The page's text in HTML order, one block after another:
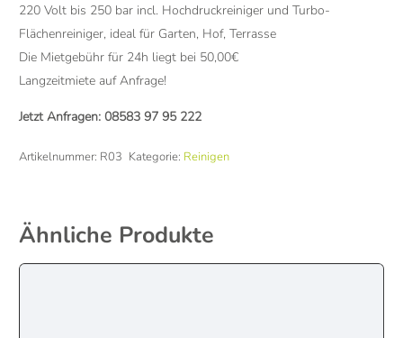
220 Volt bis 250 bar incl. Hochdruckreiniger und Turbo-
Flächenreiniger, ideal für Garten, Hof, Terrasse
Die Mietgebühr für 24h liegt bei 50,00€
Langzeitmiete auf Anfrage!
Jetzt Anfragen: 08583 97 95 222
Artikelnummer: R03 Kategorie: Reinigen
Ähnliche Produkte